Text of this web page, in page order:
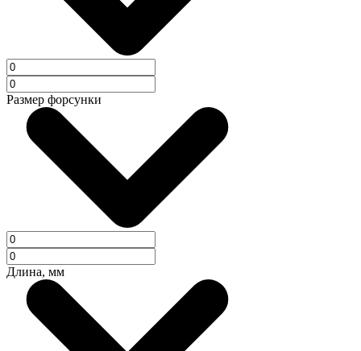
Размер форсунки
Длина, мм